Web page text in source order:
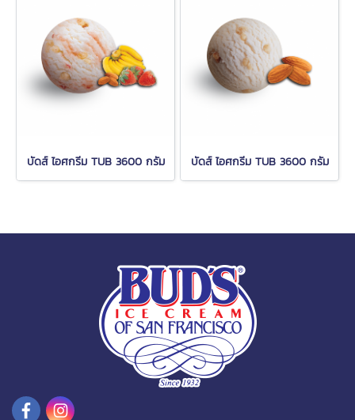
บัดส์ ไอศกรีม TUB 3600 กรัม บัดส์ ไอศกรีม TUB 3600 กรัม